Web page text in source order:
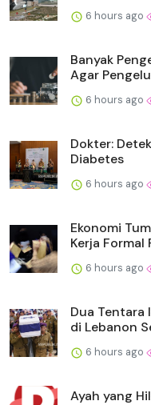
6 hours ago
Banyak
Agar
6 hours ago
Dokter:
Diabetes
6 hours ago
Ekonomi
Kerja Formal
6 hours ago
Dua Tentara
di Lebanon
6 hours ago
Ayah yang